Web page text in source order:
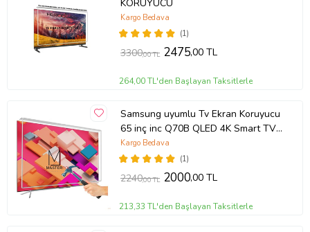
KORUYUCU
(1)
Kargo Bedava
3300,00 TL 2475,00 TL
264,00 TL'den Başlayan Taksitlerle
Samsung uyumlu Tv Ekran Koruyucu
65 inç inc Q70B QLED 4K Smart TV
(2022) QE65Q70BATXTK
(1)
Kargo Bedava
2240,00 TL 2000,00 TL
213,33 TL'den Başlayan Taksitlerle